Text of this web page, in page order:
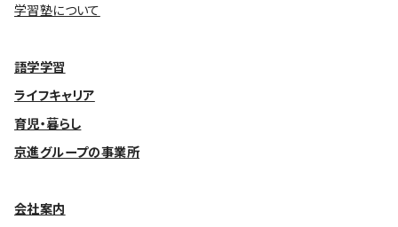
学習塾について
語学学習
ライフキャリア
育児・暮らし
京進グループの事業所
会社案内